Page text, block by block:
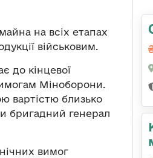
на всіх етапах
військовим.
до кінцевої
Міноборони.
вартістю близько
бригадний генерал
вимог